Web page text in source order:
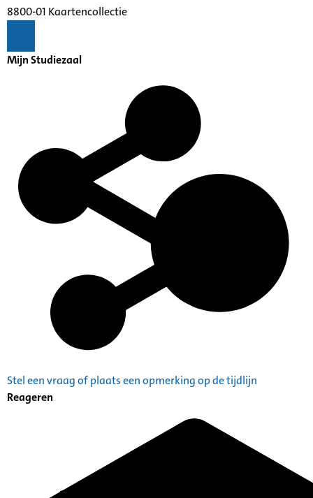
8800-01 Kaartencollectie
Mijn Studiezaal
Stel een vraag of plaats een opmerking op de tijdlijn
Reageren